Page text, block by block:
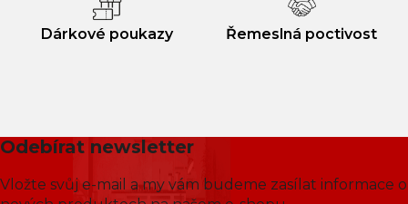
Dárkové poukazy Řemeslná poctivost
Odebírat newsletter
Vložte svůj e-mail a my vám budeme zasílat informace o